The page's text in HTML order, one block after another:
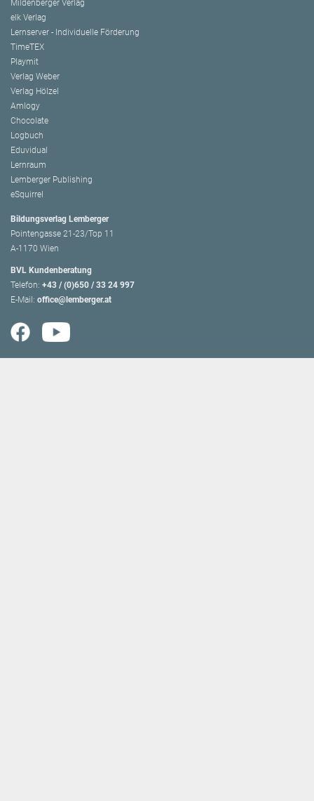
Mildenberger Verlag
elk Verlag
Lernserver - Individuelle Förderung
TimeTEX
Playmit
Verlag Weber
Verlag Hölzel
Amlogy
Chocolate
Logbuch
Eduvidual
Lernraum
Lemberger Publishing
eSquirrel
Bildungsverlag Lemberger
Pointengasse 21-23/Top 11
A-1170 Wien
BVL Kundenberatung
Telefon: +43 / (0)650 / 33 24 997
E-Mail: office@lemberger.at